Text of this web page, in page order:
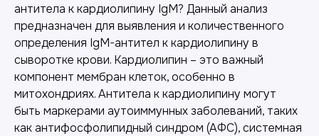
антитела к кардиолипину IgM? Данный анализ
предназначен для выявления и количественного
определения IgM-антител к кардиолипину в
сыворотке крови. Кардиолипин – это важный
компонент мембран клеток, особенно в
митохондриях. Антитела к кардиолипину могут
быть маркерами аутоиммунных заболеваний, таких
как антифосфолипидный синдром (АФС), системная